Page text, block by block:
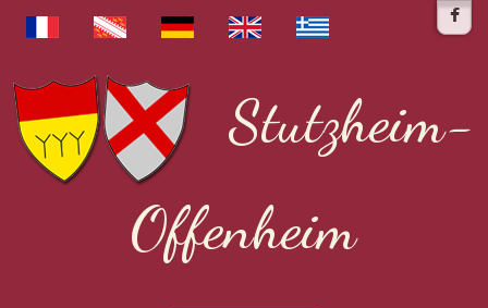
Stutzheim-
Offenheim